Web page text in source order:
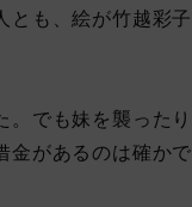
とも、絵が竹越彩子
。でも妹を襲ったり
金があるのは確かで